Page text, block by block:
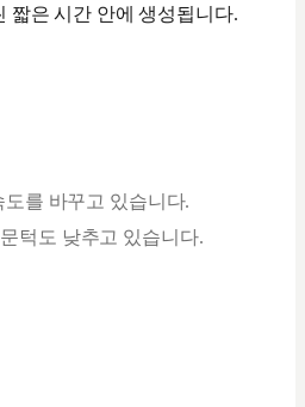
짧은 시간 안에 생성됩니다.
를 바꾸고 있습니다.
턱도 낮추고 있습니다.